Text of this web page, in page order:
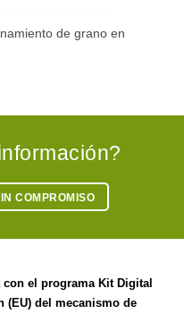
de grano en
COMPROMISO
el programa Kit Digital
(EU) del mecanismo de